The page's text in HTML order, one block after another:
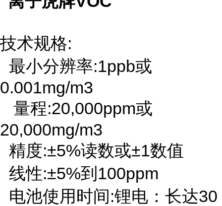
技术规格:
最小分辨率:1ppb或
0.001mg/m3
量程:20,000ppm或
20,000mg/m3
精度:±5%读数或±1数值
线性:±5%到100ppm
电池使用时间:锂电：长达30